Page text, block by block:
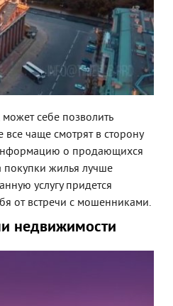
себе позволить
чаще смотрят в сторону
о продающихся
покупки жилья лучше
услугу придется
от встречи с мошенниками.
недвижимости